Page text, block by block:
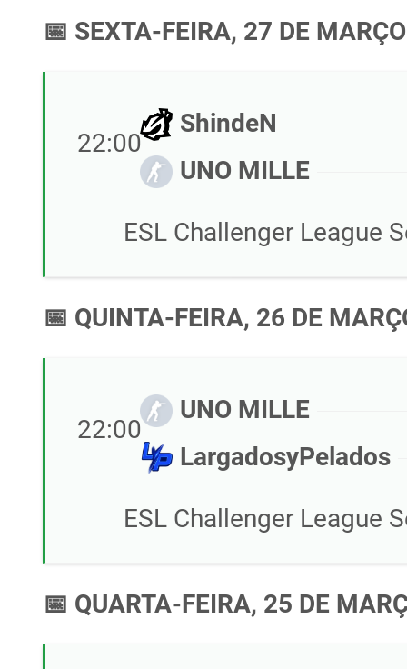
📅 SEXTA-FEIRA, 27 DE
22:00
ShindeN
UNO MILLE
ESL Challenger League
📅 QUINTA-FEIRA, 26 DE
22:00
UNO MILLE
LargadosyPelados
ESL Challenger League
📅 QUARTA-FEIRA, 25 DE